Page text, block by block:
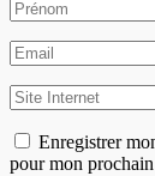
Enregistrer
pour mon